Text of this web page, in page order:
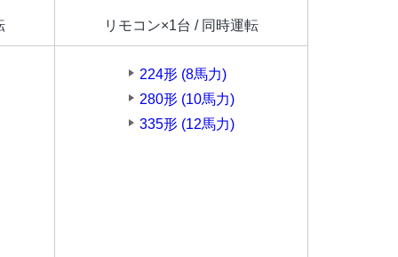
リモコン×1台 / 同時運転
224形 (8馬力)
280形 (10馬力)
335形 (12馬力)